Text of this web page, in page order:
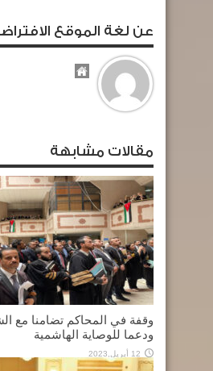
عن لغة الموقع
مقالات مشابهة
وقفة في المحاكم تضامنا مع
ودعما للوصاية الهاشمية
12 أبريل,2023